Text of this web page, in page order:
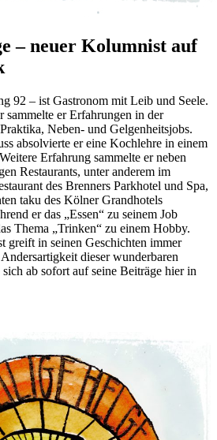
– neuer Kolumnist auf
92 – ist Gastronom mit Leib und Seele.
sammelte er Erfahrungen in der
Neben- und Gelgenheitsjobs.
absolvierte er eine Kochlehre in einem
Erfahrung sammelte er neben
Restaurants, unter anderem im
des Brenners Parkhotel und Spa,
taku des Kölner Grandhotels
er das „Essen“ zu seinem Job
Thema „Trinken“ zu einem Hobby.
greift in seinen Geschichten immer
dieser wunderbaren
ab sofort auf seine Beiträge hier in